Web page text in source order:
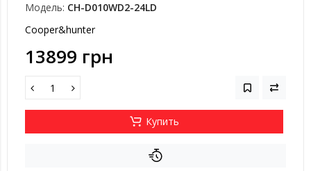
Модель: CH-D010WD2-24LD
Cooper&hunter
13899 грн
Купить